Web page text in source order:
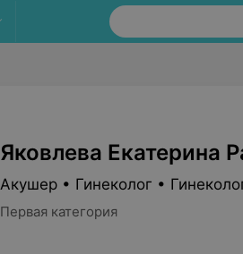
Яковлева Екатерина
Акушер • Гинеколог •
Первая категория